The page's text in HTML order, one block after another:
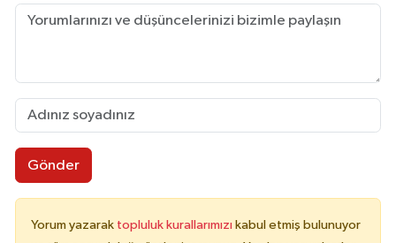
Gönder
Yorum yazarak topluluk kurallarımızı kabul etmiş bulunuyor